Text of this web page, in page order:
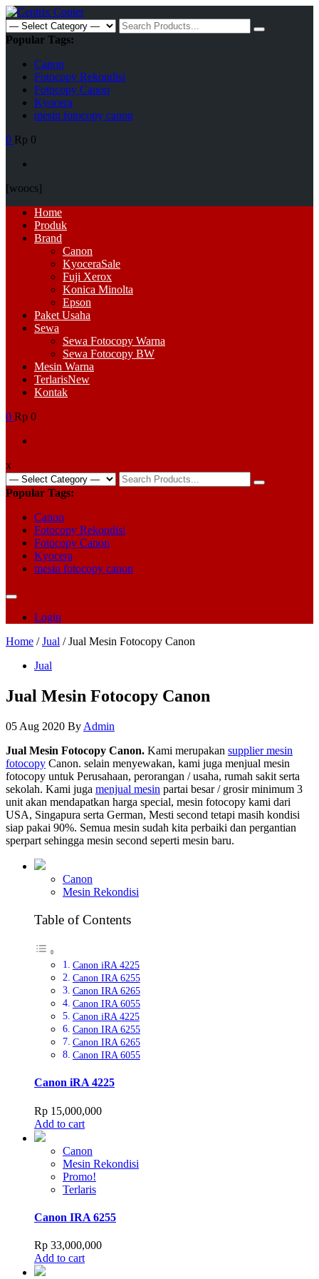
Skip
to
content
Search
for:
Popular Tags:
Canon
Fotocopy Rekondisi
Fotocopy Canon
Kyocera
mesin fotocopy canon
0 Rp 0
[woocs]
Primary
Menu
Home
Produk
Brand
Canon
KyoceraSale
Fuji Xerox
Konica Minolta
Epson
Paket Usaha
Sewa
Sewa Fotocopy Warna
Sewa Fotocopy BW
Mesin Warna
TerlarisNew
Kontak
0 Rp 0
x
Search
for:
Popular Tags:
Canon
Fotocopy Rekondisi
Fotocopy Canon
Kyocera
mesin fotocopy canon
Login
Home /Jual / Jual Mesin Fotocopy Canon
Jual
Jual Mesin Fotocopy Canon
05 Aug 2020 By Admin
Jual Mesin Fotocopy Canon. Kami merupakan supplier mesin
fotocopy Canon. selain menyewakan, kami juga menjual mesin
fotocopy untuk Perusahaan, perorangan / usaha, rumah sakit serta
sekolah. Kami juga menjual mesin partai besar / grosir minimum 3
unit akan mendapatkan harga special, mesin fotocopy kami dari
USA, Singapura serta German, Mesti second tetapi masih kondisi
siap pakai 90%. Semua mesin sudah kita perbaiki dan pergantian
sperpart sehingga mesin second seperti mesin baru.
Canon
Mesin Rekondisi
Table of Contents
Canon iRA 4225
Canon IRA 6255
Canon IRA 6265
Canon IRA 6055
Canon iRA 4225
Canon IRA 6255
Canon IRA 6265
Canon IRA 6055
Canon iRA 4225
Rp 15,000,000
Add to cart
Canon
Mesin Rekondisi
Promo!
Terlaris
Canon IRA 6255
Rp 33,000,000
Add to cart